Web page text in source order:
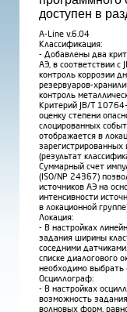
доступен в
A-Line v.6.04
Классификация:
- Добавлены два
АЭ, в соответствии
контроль коррозии
резервуаров-
контроль
Критерий JB/T
оценку степени
слоцированных
отображается в
зарегистрированных
(результат
Суммарный счет
(ISO/NP 24367)
источников АЭ на
интенсивности
в локационной
Локация:
- В настройках
задания ширины
соседними
списке диалогового
необходимо
Осциллограф:
- В настройках
возможность
волновых форм,